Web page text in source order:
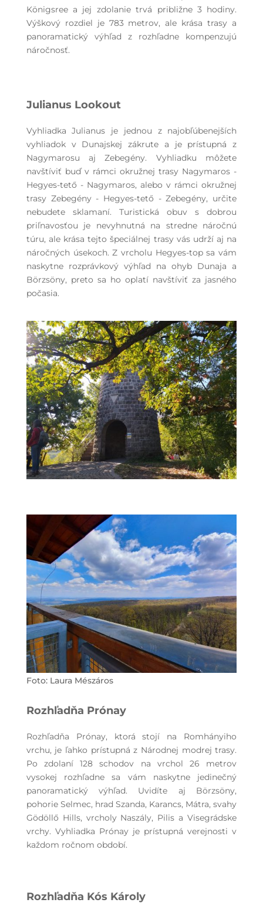
Königsree a jej zdolanie trvá približne 3 hodiny.
Výškový rozdiel je 783 metrov, ale krása trasy a
panoramatický výhľad z rozhľadne kompenzujú
náročnosť.
Julianus Lookout
Vyhliadka Julianus je jednou z najobľúbenejších
vyhliadok v Dunajskej zákrute a je prístupná z
Nagymarosu aj Zebegény. Vyhliadku môžete
navštíviť buď v rámci okružnej trasy Nagymaros -
Hegyes-tető - Nagymaros, alebo v rámci okružnej
trasy Zebegény - Hegyes-tető - Zebegény, určite
nebudete sklamaní. Turistická obuv s dobrou
priľnavosťou je nevyhnutná na stredne náročnú
túru, ale krása tejto špeciálnej trasy vás udrží aj na
náročných úsekoch. Z vrcholu Hegyes-top sa vám
naskytne rozprávkový výhľad na ohyb Dunaja a
Börzsöny, preto sa ho oplatí navštíviť za jasného
počasia.
Foto: Laura Mészáros
Rozhľadňa Prónay
Rozhľadňa Prónay, ktorá stojí na Romhányiho
vrchu, je ľahko prístupná z Národnej modrej trasy.
Po zdolaní 128 schodov na vrchol 26 metrov
vysokej rozhľadne sa vám naskytne jedinečný
panoramatický výhľad. Uvidíte aj Börzsöny,
pohorie Selmec, hrad Szanda, Karancs, Mátra, svahy
Gödöllő Hills, vrcholy Naszály, Pilis a Visegrádske
vrchy. Vyhliadka Prónay je prístupná verejnosti v
každom ročnom období.
Rozhľadňa Kós Károly